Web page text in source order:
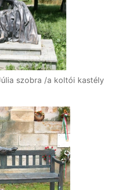
szobra /a koltói kastély